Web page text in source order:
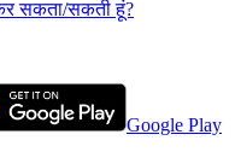
सकता/सकती हूं?
Google Play